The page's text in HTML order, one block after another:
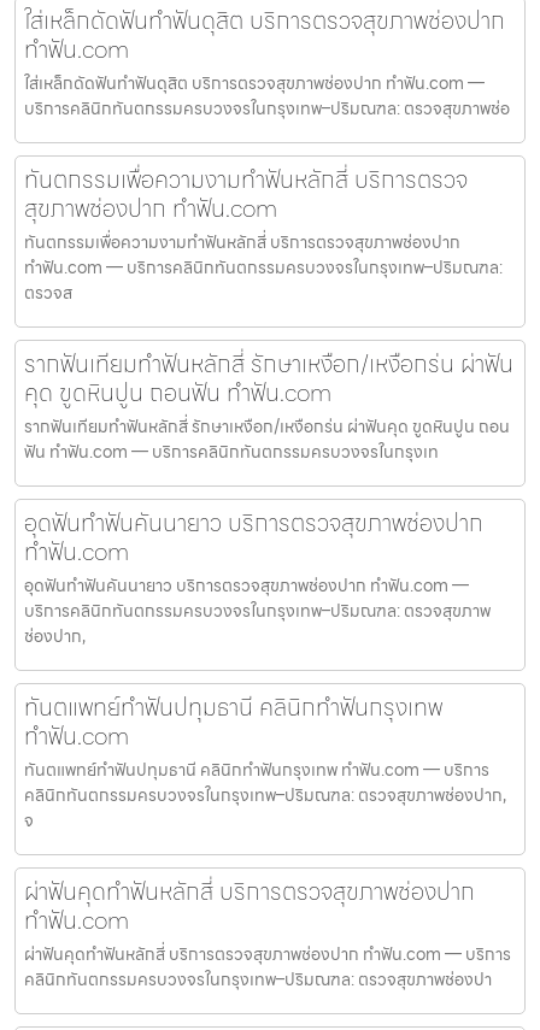
ใส่เหล็กดัดฟันทำฟันดุสิต บริการตรวจสุขภาพช่องปาก
ทำฟัน.com
ใส่เหล็กดัดฟันทำฟันดุสิต บริการตรวจสุขภาพช่องปาก ทำฟัน.com —
บริการคลินิกทันตกรรมครบวงจรในกรุงเทพ–ปริมณฑล: ตรวจสุขภาพช่อ
ทันตกรรมเพื่อความงามทำฟันหลักสี่ บริการตรวจ
สุขภาพช่องปาก ทำฟัน.com
ทันตกรรมเพื่อความงามทำฟันหลักสี่ บริการตรวจสุขภาพช่องปาก
ทำฟัน.com — บริการคลินิกทันตกรรมครบวงจรในกรุงเทพ–ปริมณฑล:
ตรวจส
รากฟันเทียมทำฟันหลักสี่ รักษาเหงือก/เหงือกร่น ผ่าฟัน
คุด ขูดหินปูน ถอนฟัน ทำฟัน.com
รากฟันเทียมทำฟันหลักสี่ รักษาเหงือก/เหงือกร่น ผ่าฟันคุด ขูดหินปูน ถอน
ฟัน ทำฟัน.com — บริการคลินิกทันตกรรมครบวงจรในกรุงเท
อุดฟันทำฟันคันนายาว บริการตรวจสุขภาพช่องปาก
ทำฟัน.com
อุดฟันทำฟันคันนายาว บริการตรวจสุขภาพช่องปาก ทำฟัน.com —
บริการคลินิกทันตกรรมครบวงจรในกรุงเทพ–ปริมณฑล: ตรวจสุขภาพ
ช่องปาก,
ทันตแพทย์ทำฟันปทุมธานี คลินิกทำฟันกรุงเทพ
ทำฟัน.com
ทันตแพทย์ทำฟันปทุมธานี คลินิกทำฟันกรุงเทพ ทำฟัน.com — บริการ
คลินิกทันตกรรมครบวงจรในกรุงเทพ–ปริมณฑล: ตรวจสุขภาพช่องปาก,
จ
ผ่าฟันคุดทำฟันหลักสี่ บริการตรวจสุขภาพช่องปาก
ทำฟัน.com
ผ่าฟันคุดทำฟันหลักสี่ บริการตรวจสุขภาพช่องปาก ทำฟัน.com — บริการ
คลินิกทันตกรรมครบวงจรในกรุงเทพ–ปริมณฑล: ตรวจสุขภาพช่องปา